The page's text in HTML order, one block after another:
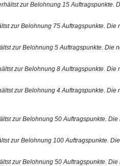
zur Belohnung 15
zur Belohnung 75 Auftragspunkte.
zur Belohnung 5 Auftragspunkte. Die
zur Belohnung 8 Auftragspunkte. Die
zur Belohnung 4 Auftragspunkte. Die
zur Belohnung 50 Auftragspunkte.
zur Belohnung 100 Auftragspunkte.
zur Belohnung 50 Auftragspunkte.